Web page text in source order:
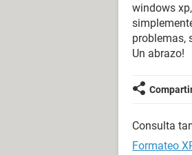
windows
problemas,
Un abrazo!
Consulta
Formateo